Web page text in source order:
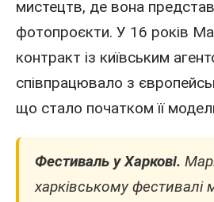
мистецтв, де вона
фотопроєкти. У 16 років
контракт із київським
співпрацювало з
що стало початком її
Фестиваль у Харкові.
харківському фестивалі